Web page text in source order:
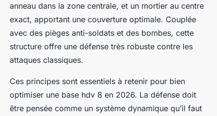
anneau dans la zone centrale, et un mortier au centre
exact, apportant une couverture optimale. Couplée
avec des pièges anti-soldats et des bombes, cette
structure offre une défense très robuste contre les
attaques classiques.
Ces principes sont essentiels à retenir pour bien
optimiser une base hdv 8 en 2026. La défense doit
être pensée comme un système dynamique qu’il faut